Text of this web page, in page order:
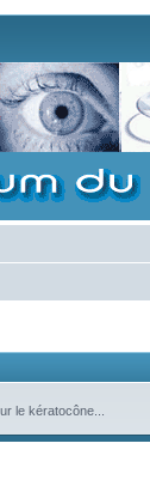
le kératocône...